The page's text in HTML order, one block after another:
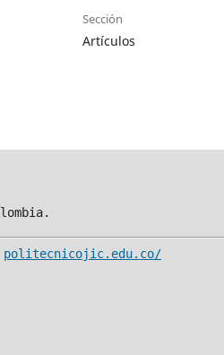
Sección
Artículos
politecnicojic.edu.co/